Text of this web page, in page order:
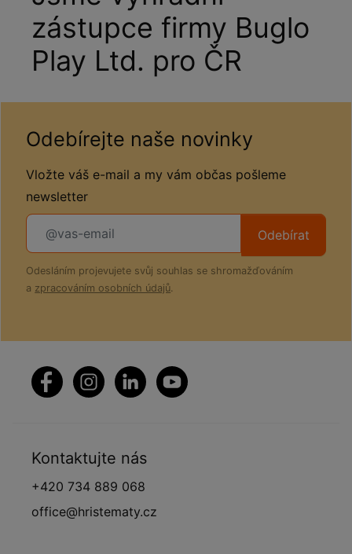
zástupce firmy Buglo
Play Ltd. pro ČR
Odebírejte naše novinky
Vložte váš e-mail a my vám občas pošleme
newsletter
Odebírat
Odesláním projevujete svůj souhlas se shromažďováním
a zpracováním osobních údajů.
Kontaktujte nás
+420 734 889 068
office@hristematy.cz